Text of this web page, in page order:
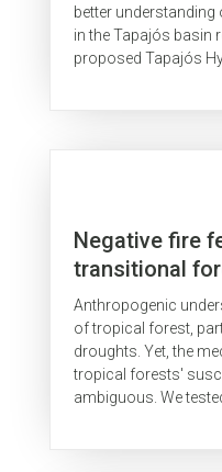
better
in the Tapajós basin
proposed Tapajós
Negative fire
transitional
Amazonia
Anthropogenic
of tropical forest,
droughts. Yet, the
tropical forests'
ambiguous. We